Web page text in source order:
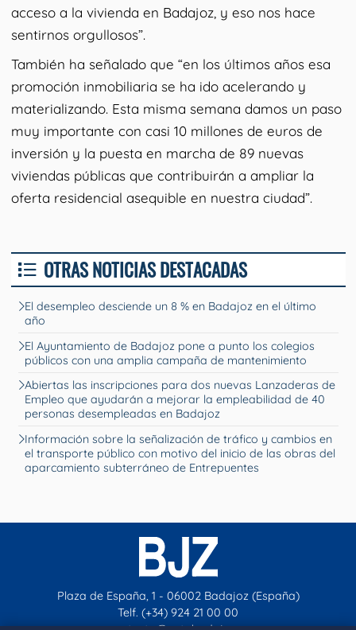
acceso a la vivienda en Badajoz, y eso nos hace
sentirnos orgullosos”.
También ha señalado que “en los últimos años esa
promoción inmobiliaria se ha ido acelerando y
materializando. Esta misma semana damos un paso
muy importante con casi 10 millones de euros de
inversión y la puesta en marcha de 89 nuevas
viviendas públicas que contribuirán a ampliar la
oferta residencial asequible en nuestra ciudad”.
OTRAS NOTICIAS DESTACADAS
El desempleo desciende un 8 % en Badajoz en el último
año
El Ayuntamiento de Badajoz pone a punto los colegios
públicos con una amplia campaña de mantenimiento
Abiertas las inscripciones para dos nuevas Lanzaderas de
Empleo que ayudarán a mejorar la empleabilidad de 40
personas desempleadas en Badajoz
Información sobre la señalización de tráfico y cambios en
el transporte público con motivo del inicio de las obras del
aparcamiento subterráneo de Entrepuentes
Plaza de España, 1 - 06002 Badajoz (España)
Telf. (+34) 924 21 00 00